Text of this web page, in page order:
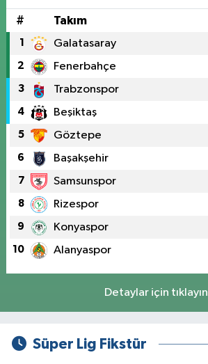
# Takım
1 Galatasaray
2 Fenerbahçe
3 Trabzonspor
4 Beşiktaş
5 Göztepe
6 Başakşehir
7 Samsunspor
8 Rizespor
9 Konyaspor
10 Alanyaspor
Detaylar için tıklayın
Süper Lig Fikstür